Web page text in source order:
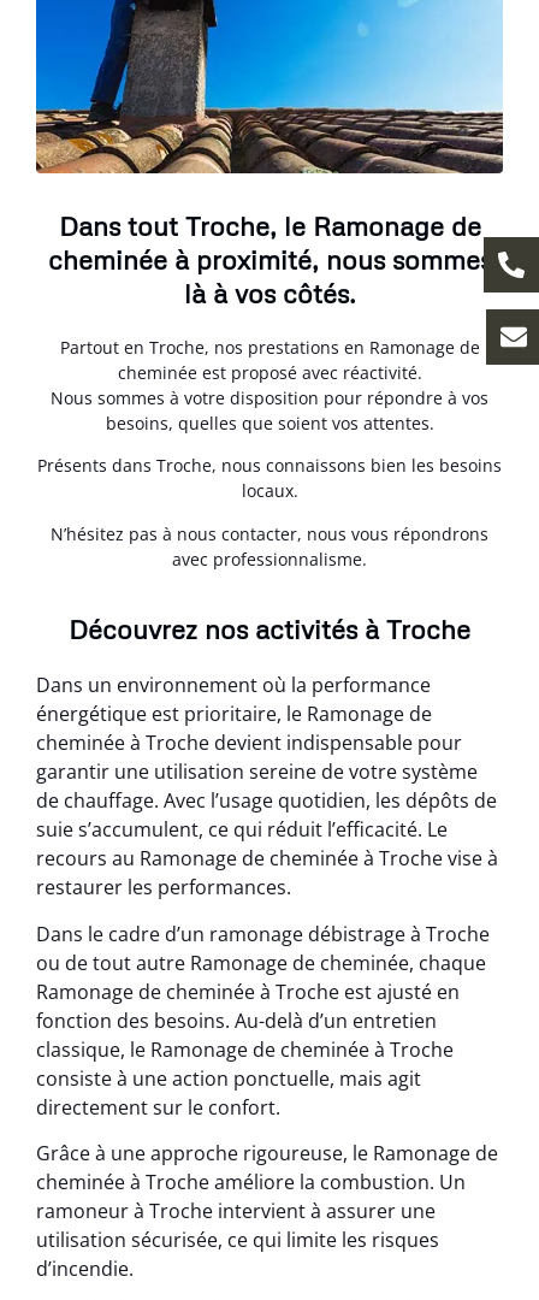
Dans tout Troche, le Ramonage de
cheminée à proximité, nous sommes
là à vos côtés.
Partout en Troche, nos prestations en Ramonage de
cheminée est proposé avec réactivité.
Nous sommes à votre disposition pour répondre à vos
besoins, quelles que soient vos attentes.
Présents dans Troche, nous connaissons bien les besoins
locaux.
N’hésitez pas à nous contacter, nous vous répondrons
avec professionnalisme.
Découvrez nos activités à Troche
Dans un environnement où la performance
énergétique est prioritaire, le Ramonage de
cheminée à Troche devient indispensable pour
garantir une utilisation sereine de votre système
de chauffage. Avec l’usage quotidien, les dépôts de
suie s’accumulent, ce qui réduit l’efficacité. Le
recours au Ramonage de cheminée à Troche vise à
restaurer les performances.
Dans le cadre d’un ramonage débistrage à Troche
ou de tout autre Ramonage de cheminée, chaque
Ramonage de cheminée à Troche est ajusté en
fonction des besoins. Au-delà d’un entretien
classique, le Ramonage de cheminée à Troche
consiste à une action ponctuelle, mais agit
directement sur le confort.
Grâce à une approche rigoureuse, le Ramonage de
cheminée à Troche améliore la combustion. Un
ramoneur à Troche intervient à assurer une
utilisation sécurisée, ce qui limite les risques
d’incendie.